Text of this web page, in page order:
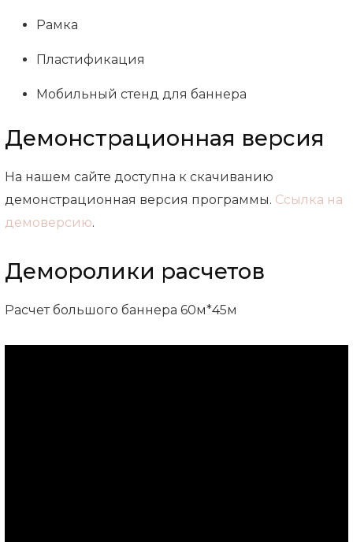
Рамка
Пластификация
Мобильный стенд для баннера
Демонстрационная версия
На нашем сайте доступна к скачиванию
демонстрационная версия программы. Ссылка на
демоверсию.
Деморолики расчетов
Расчет большого баннера 60м*45м